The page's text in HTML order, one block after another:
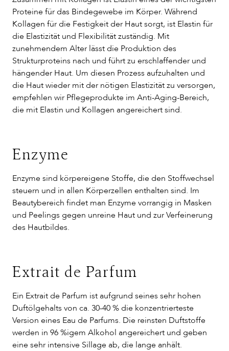
Proteine für das Bindegewebe im Körper. Während
Kollagen für die Festigkeit der Haut sorgt, ist Elastin für
die Elastizität und Flexibilität zuständig. Mit
zunehmendem Alter lässt die Produktion des
Strukturproteins nach und führt zu erschlaffender und
hängender Haut. Um diesen Prozess aufzuhalten und
die Haut wieder mit der nötigen Elastizität zu versorgen,
empfehlen wir Pflegeprodukte im Anti-Aging-Bereich,
die mit Elastin und Kollagen angereichert sind.
Enzyme
Enzyme sind körpereigene Stoffe, die den Stoffwechsel
steuern und in allen Körperzellen enthalten sind. Im
Beautybereich findet man Enzyme vorrangig in Masken
und Peelings gegen unreine Haut und zur Verfeinerung
des Hautbildes.
Extrait de Parfum
Ein Extrait de Parfum ist aufgrund seines sehr hohen
Duftölgehalts von ca. 30-40 % die konzentrierteste
Version eines Eau de Parfums. Die reinsten Duftstoffe
werden in 96 %igem Alkohol angereichert und geben
eine sehr intensive Sillage ab, die lange anhält.